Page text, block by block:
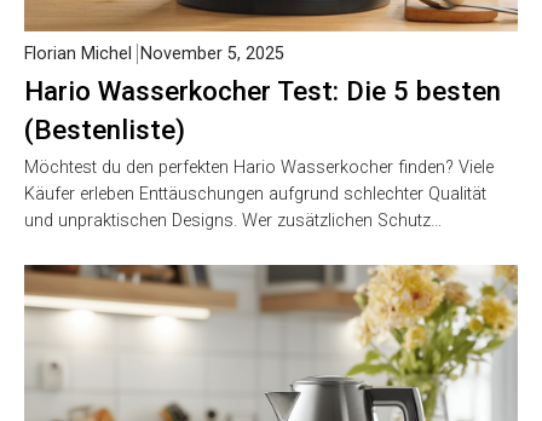
Hario Wasserkocher Test: Die 5 besten
(Bestenliste)
Florian Michel November 5, 2025
Möchtest du den perfekten Hario Wasserkocher finden? Viele
Käufer erleben Enttäuschungen aufgrund schlechter Qualität
und unpraktischen Designs. Wer zusätzlichen Schutz…